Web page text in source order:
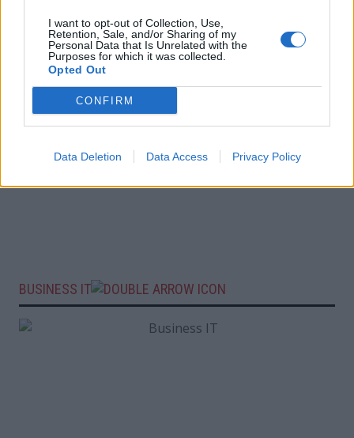
I want to opt-out of Collection, Use,
Retention, Sale, and/or Sharing of my
Personal Data that Is Unrelated with the
Purposes for which it was collected.
Opted Out
CONFIRM
Data Deletion Data Access Privacy Policy
BUSINESS IT